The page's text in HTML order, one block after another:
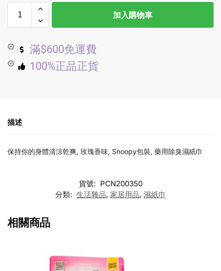
加入購物車
滿$600免運費
100%正品正貨
描述
保持你的身體清涼乾爽, 玫瑰香味, Snoopy包裝, 藥用除臭濕紙巾
貨號: PCN200350
分類: 生活雜品, 家居用品, 濕紙巾
相關商品